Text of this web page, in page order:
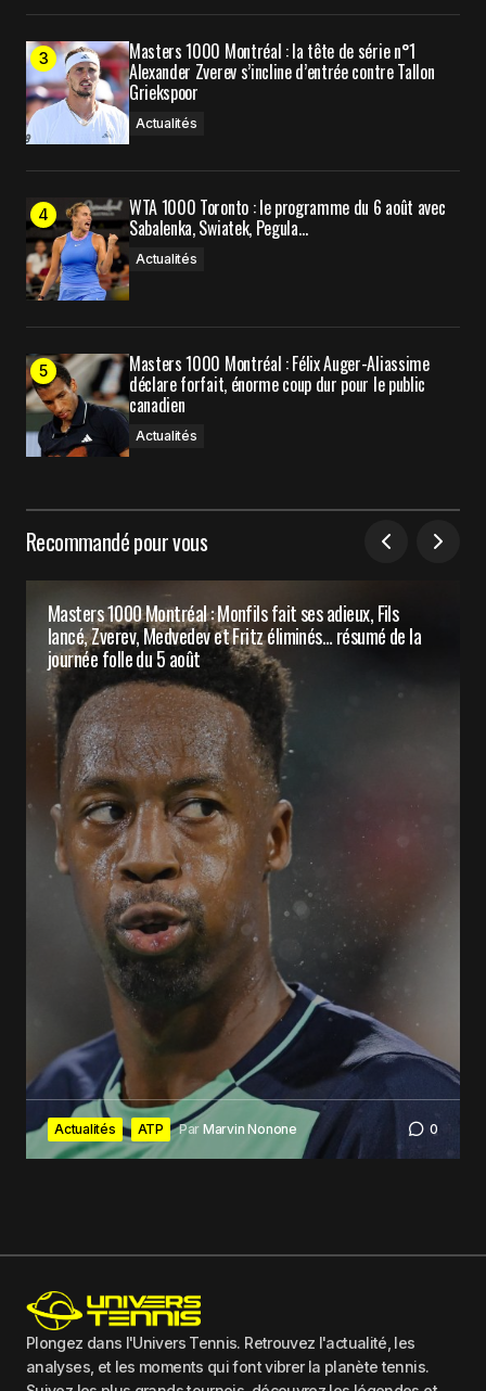
Prévenez-moi de tous les nouveaux articles par e-
mail.
Submit Comment
Masters 1000 Montréal : la tête de série n°1
Alexander Zverev s’incline d’entrée contre Tallon
Griekspoor
Actualités
WTA 1000 Toronto : le programme du 6 août avec
Sabalenka, Swiatek, Pegula…
Actualités
Masters 1000 Montréal : Félix Auger-Aliassime
déclare forfait, énorme coup dur pour le public
canadien
Actualités
Recommandé pour vous
Masters 1000 Montréal : Monfils fait ses adieux, Fils
lancé, Zverev, Medvedev et Fritz éliminés… résumé de la
journée folle du 5 août
Actualités ATP Par Marvin Nonone 0
Plongez dans l'Univers Tennis. Retrouvez l'actualité, les
analyses, et les moments qui font vibrer la planète tennis.